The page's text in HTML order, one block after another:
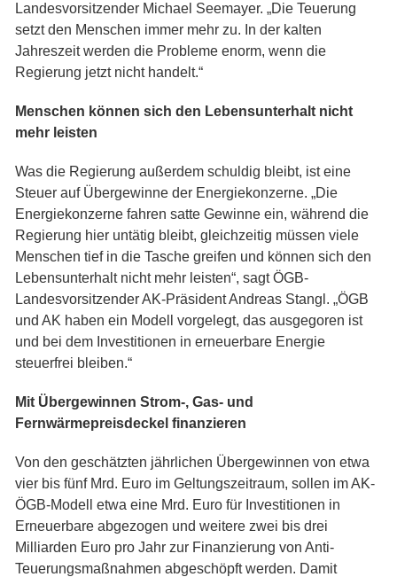
Landesvorsitzender Michael Seemayer. „Die Teuerung
setzt den Menschen immer mehr zu. In der kalten
Jahreszeit werden die Probleme enorm, wenn die
Regierung jetzt nicht handelt.“
Menschen können sich den Lebensunterhalt nicht
mehr leisten
Was die Regierung außerdem schuldig bleibt, ist eine
Steuer auf Übergewinne der Energiekonzerne. „Die
Energiekonzerne fahren satte Gewinne ein, während die
Regierung hier untätig bleibt, gleichzeitig müssen viele
Menschen tief in die Tasche greifen und können sich den
Lebensunterhalt nicht mehr leisten“, sagt ÖGB-
Landesvorsitzender AK-Präsident Andreas Stangl. „ÖGB
und AK haben ein Modell vorgelegt, das ausgegoren ist
und bei dem Investitionen in erneuerbare Energie
steuerfrei bleiben.“
Mit Übergewinnen Strom-, Gas- und
Fernwärmepreisdeckel finanzieren
Von den geschätzten jährlichen Übergewinnen von etwa
vier bis fünf Mrd. Euro im Geltungszeitraum, sollen im AK-
ÖGB-Modell etwa eine Mrd. Euro für Investitionen in
Erneuerbare abgezogen und weitere zwei bis drei
Milliarden Euro pro Jahr zur Finanzierung von Anti-
Teuerungsmaßnahmen abgeschöpft werden. Damit